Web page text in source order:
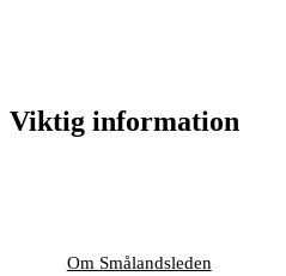
Viktig information
Om Smålandsleden